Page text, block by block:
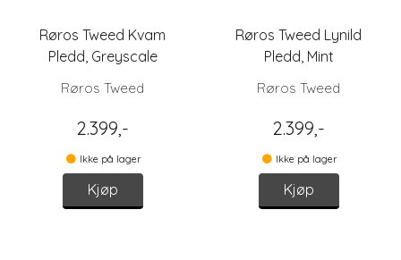
Røros Tweed Kvam
Pledd, Greyscale
Røros Tweed
2.399,-
Ikke på lager
Kjøp
Røros Tweed Lynild
Pledd, Mint
Røros Tweed
2.399,-
Ikke på lager
Kjøp